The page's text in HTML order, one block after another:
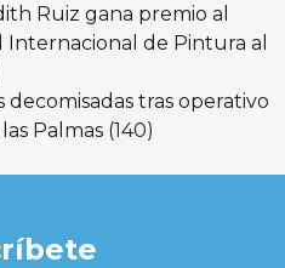
Ruiz gana premio al
Internacional de Pintura al
decomisadas tras operativo
Palmas (140)